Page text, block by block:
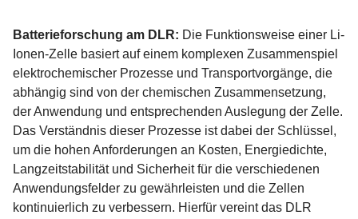
Batterieforschung am DLR: Die Funktionsweise einer Li-
Ionen-Zelle basiert auf einem komplexen Zusammenspiel
elektrochemischer Prozesse und Transportvorgänge, die
abhängig sind von der chemischen Zusammensetzung,
der Anwendung und entsprechenden Auslegung der Zelle.
Das Verständnis dieser Prozesse ist dabei der Schlüssel,
um die hohen Anforderungen an Kosten, Energiedichte,
Langzeitstabilität und Sicherheit für die verschiedenen
Anwendungsfelder zu gewährleisten und die Zellen
kontinuierlich zu verbessern. Hierfür vereint das DLR